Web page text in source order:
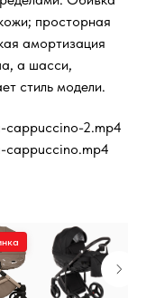
просторная
амортизация
а шасси,
стиль модели.
2.mp4
cappuccino.mp4